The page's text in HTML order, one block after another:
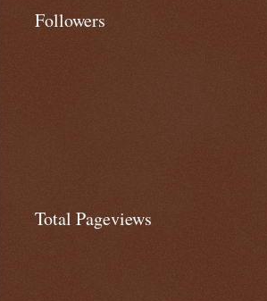
Followers
Total Pageviews